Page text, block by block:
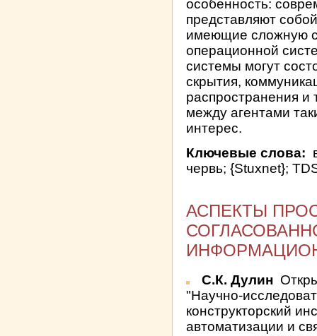
особенность:
представляют
имеющие сложную
операционной
системы могут
скрытия,
распространения и
между агентами
интерес.
Ключевые слова:
червь; {Stuxnet};
АСПЕКТЫ
С.К. Дулин
"Научно-
конструкторский
автоматизации и